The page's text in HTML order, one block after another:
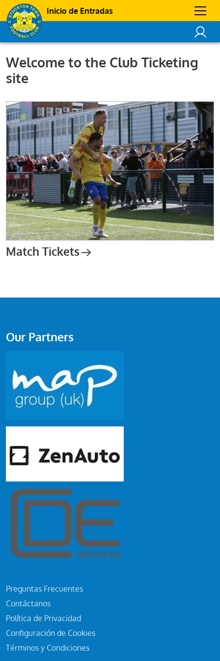
Inicio de Entradas
Welcome to the Club Ticketing
site
Match Tickets
Preguntas Frecuentes
Contáctanos
Política de Privacidad
Configuración de Cookies
Términos y Condiciones
Our Partners